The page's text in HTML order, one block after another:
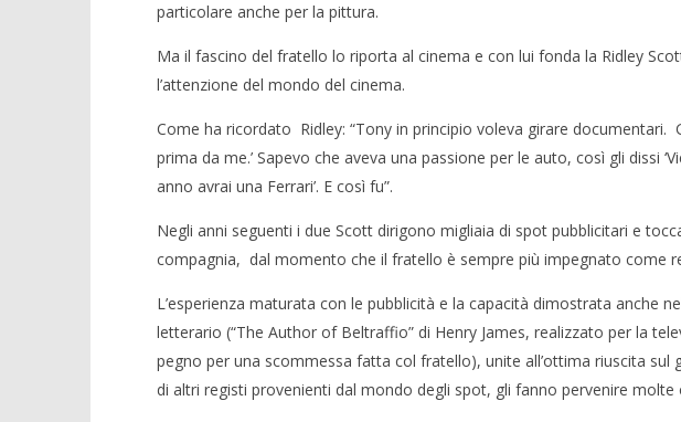
particolare anche per la pittura.
Ma il fascino del fratello lo riporta al cinema e con lui fonda la Ridley
l’attenzione del mondo del cinema.
Come ha ricordato Ridley: “Tony in principio voleva girare documentari.
prima da me.’ Sapevo che aveva una passione per le auto, così gli dissi
anno avrai una Ferrari’. E così fu”.
Negli anni seguenti i due Scott dirigono migliaia di spot pubblicitari e
compagnia, dal momento che il fratello è sempre più impegnato come
L’esperienza maturata con le pubblicità e la capacità dimostrata anche
letterario (“The Author of Beltraffio” di Henry James, realizzato per la
pegno per una scommessa fatta col fratello), unite all’ottima riuscita sul
di altri registi provenienti dal mondo degli spot, gli fanno pervenire